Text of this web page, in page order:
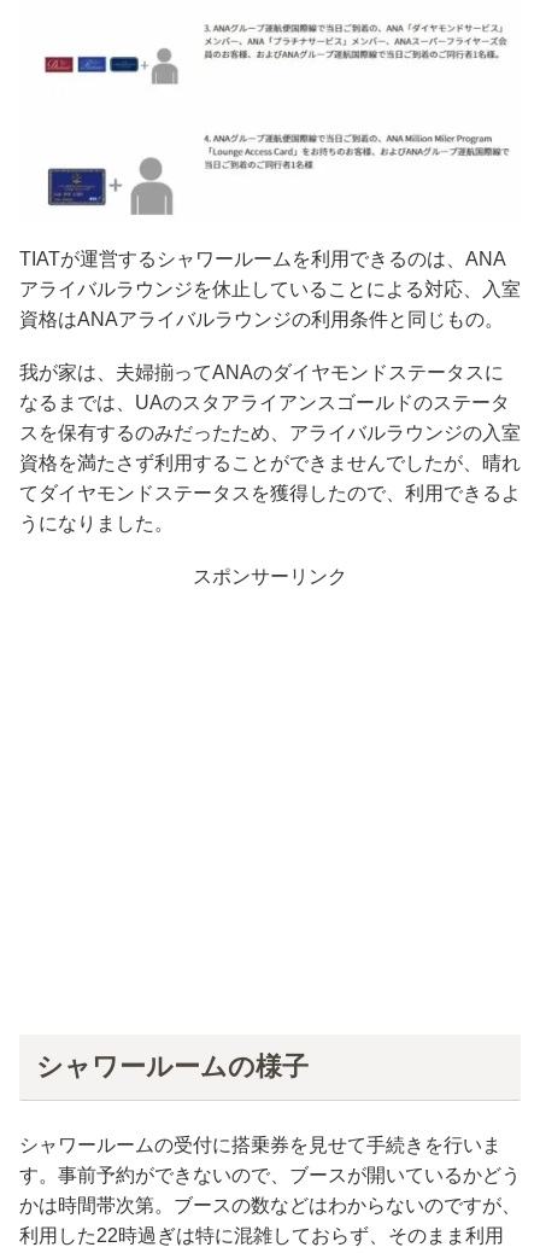
TIATが運営するシャワールームを利用できるのは、ANA
アライバルラウンジを休止していることによる対応、入室
資格はANAアライバルラウンジの利用条件と同じもの。
我が家は、夫婦揃ってANAのダイヤモンドステータスに
なるまでは、UAのスタアライアンスゴールドのステータ
スを保有するのみだったため、アライバルラウンジの入室
資格を満たさず利用することができませんでしたが、晴れ
てダイヤモンドステータスを獲得したので、利用できるよ
うになりました。
スポンサーリンク
シャワールームの様子
シャワールームの受付に搭乗券を見せて手続きを行いま
す。事前予約ができないので、ブースが開いているかどう
かは時間帯次第。ブースの数などはわからないのですが、
利用した22時過ぎは特に混雑しておらず、そのまま利用